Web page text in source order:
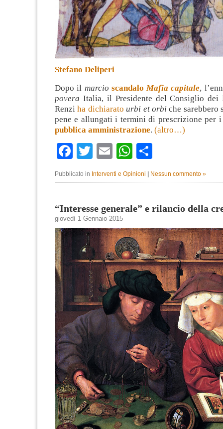
Stefano Deliperi
Dopo il marcio scandalo Mafia capitale,
povera Italia, il Presidente del Consiglio dei
Renziha dichiarato urbi et orbi che sarebbero
pene e allungati i termini di prescrizione per
pubblica amministrazione. (altro…)
Facebook
Twitter
EmailWhatsApp
Pubblicato in Interventi e Opinioni | Nessun commento »
“Interesse generale” e rilancio della
giovedì 1 Gennaio 2015